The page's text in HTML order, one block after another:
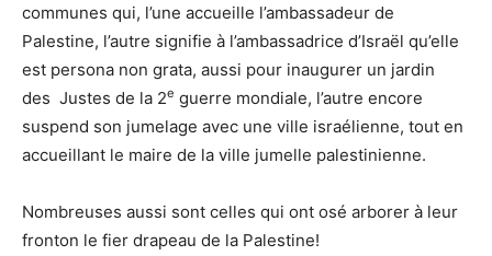
communes qui, l’une accueille l’ambassadeur de
Palestine, l’autre signifie à l’ambassadrice d’Israël qu’elle
est persona non grata, aussi pour inaugurer un jardin
des Justes de la 2e guerre mondiale, l’autre encore
suspend son jumelage avec une ville israélienne, tout en
accueillant le maire de la ville jumelle palestinienne.
Nombreuses aussi sont celles qui ont osé arborer à leur
fronton le fier drapeau de la Palestine!